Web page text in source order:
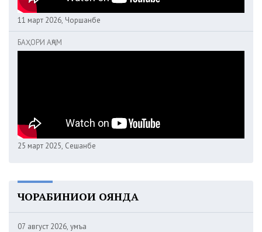
11 март 2026, Чоршанбе
БАҲОРИ АҶАМ
25 март 2025, Сешанбе
ЧОРАБИНИҲОИ ОЯНДА
07 август 2026, Ҷумъа